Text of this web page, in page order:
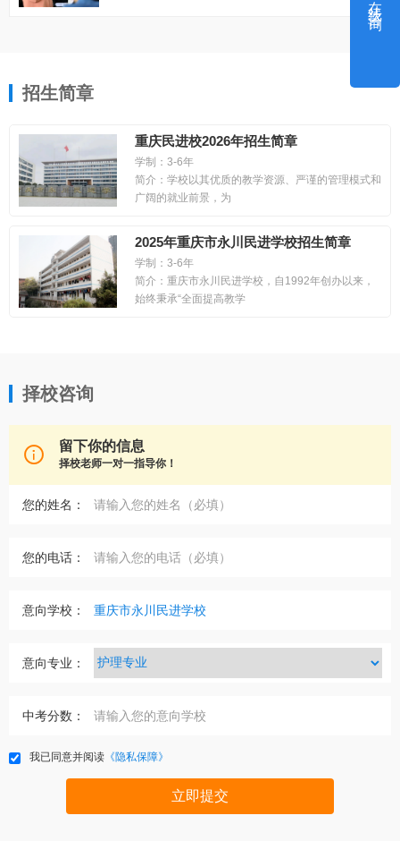
招生简章
重庆民进校2026年招生简章
学制：3-6年
简介：学校以其优质的教学资源、严谨的管理模式和
广阔的就业前景，为
2025年重庆市永川民进学校招生简章
学制：3-6年
简介：重庆市永川民进学校，自1992年创办以来，
始终秉承“全面提高教学
择校咨询
 留下你的信息
择校老师一对一指导你！
您的姓名：
您的电话：
意向学校：
意向专业：
中考分数：
我已同意并阅读 《隐私保障》
立即提交